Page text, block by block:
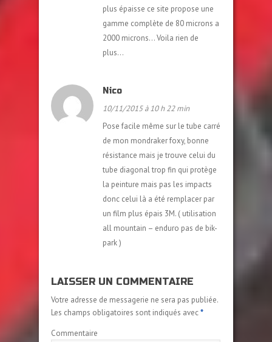
plus épaisse ce site propose une
gamme complète de 80 microns a
2000 microns… Voila rien de
plus…
Nico
10/11/2015 à 10 h 22 min
Pose facile même sur le tube carré
de mon mondraker foxy, bonne
résistance mais je trouve celui du
tube diagonal trop fin qui protège
la peinture mais pas les impacts
donc celui là a été remplacer par
un film plus épais 3M. ( utilisation
all mountain – enduro pas de bik-
park )
LAISSER UN COMMENTAIRE
Votre adresse de messagerie ne sera pas publiée.
Les champs obligatoires sont indiqués avec*
Commentaire